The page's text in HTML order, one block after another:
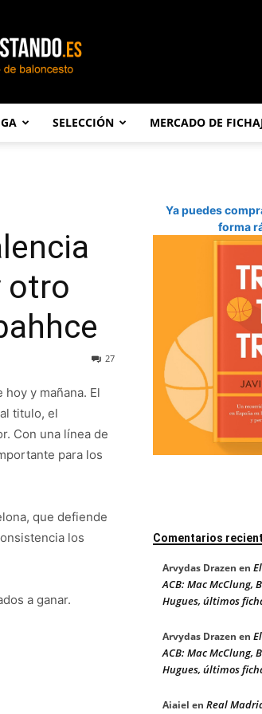
SELECCIÓN MERCADO DE
otro
27
y mañana. El
titulo, el
Con una línea de
para los
que defiende
los
a ganar.
Ya puedes
forma
Comentarios
Arvydas Drazen en
ACB: Mac McClung,
Hugues, últimos
Arvydas Drazen en
ACB: Mac McClung,
Hugues, últimos
Aiaiel en Real